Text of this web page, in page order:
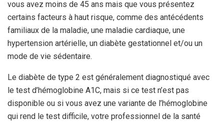
vous avez moins de 45 ans mais que vous présentez
certains facteurs à haut risque, comme des antécédents
familiaux de la maladie, une maladie cardiaque, une
hypertension artérielle, un diabète gestationnel et/ou un
mode de vie sédentaire.
Le diabète de type 2 est généralement diagnostiqué avec
le test d’hémoglobine A1C, mais si ce test n’est pas
disponible ou si vous avez une variante de l’hémoglobine
qui rend le test difficile, votre professionnel de la santé